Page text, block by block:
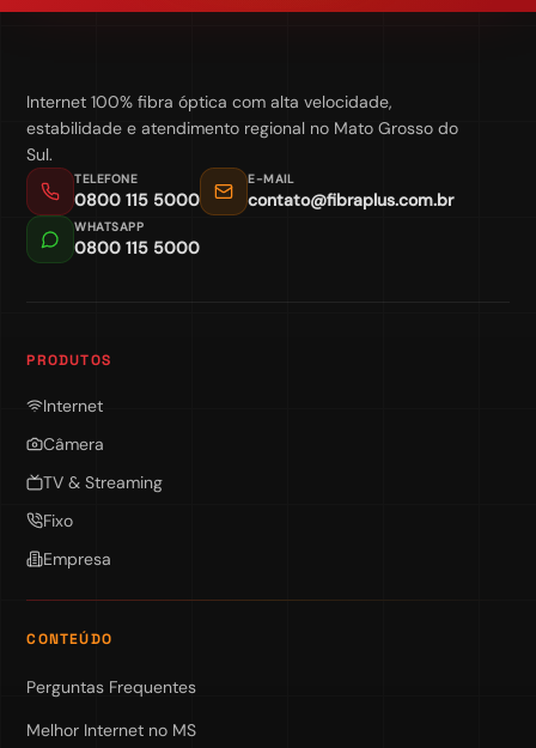
Internet 100% fibra óptica com alta velocidade,
estabilidade e atendimento regional no Mato Grosso do
Sul.
TELEFONE
0800 115 5000
E-MAIL
contato@fibraplus.com.br
WHATSAPP
0800 115 5000
PRODUTOS
Internet
Câmera
TV & Streaming
Fixo
Empresa
CONTEÚDO
Perguntas Frequentes
Melhor Internet no MS